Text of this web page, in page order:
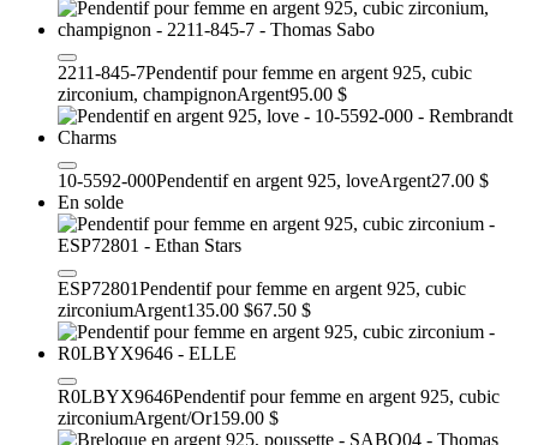
2211-845-7Pendentif pour femme en argent 925, cubic
zirconium, champignonArgent95.00 $
10-5592-000Pendentif en argent 925, loveArgent27.00 $
En solde
ESP72801Pendentif pour femme en argent 925, cubic
zirconiumArgent135.00 $67.50 $
R0LBYX9646Pendentif pour femme en argent 925, cubic
zirconiumArgent/Or159.00 $